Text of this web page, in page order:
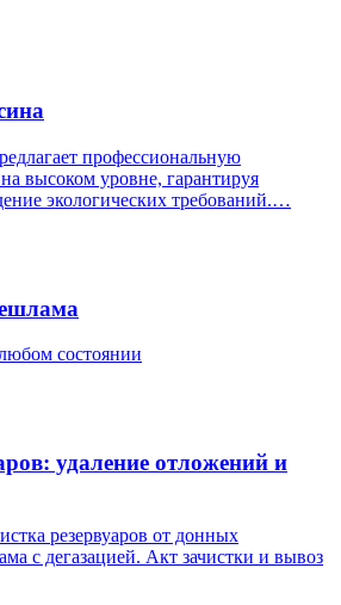
профессиональную
высоком уровне, гарантируя
экологических требований.…
состоянии
удаление отложений и
резервуаров от донных
с дегазацией. Акт зачистки и вывоз